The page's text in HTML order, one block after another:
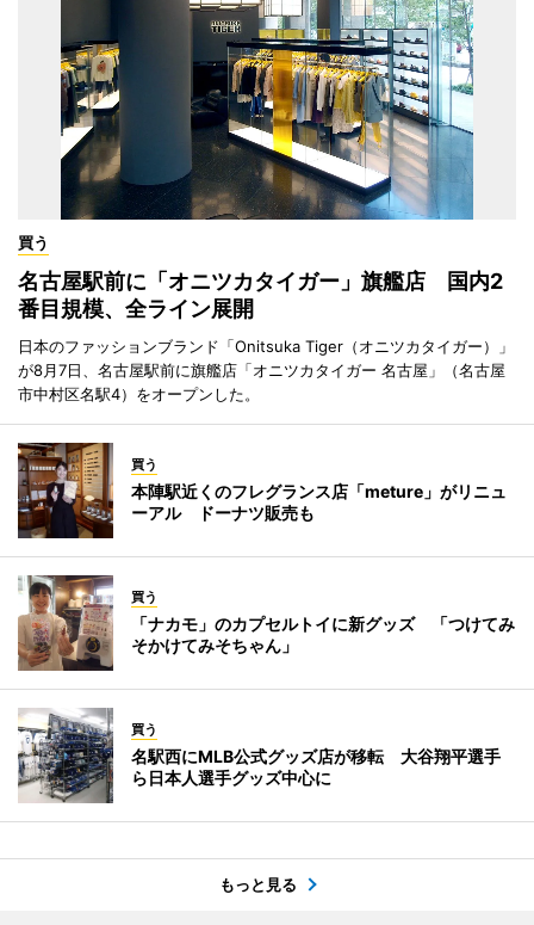
買う
名古屋駅前に「オニツカタイガー」旗艦店 国内2
番目規模、全ライン展開
日本のファッションブランド「Onitsuka Tiger（オニツカタイガー）」
が8月7日、名古屋駅前に旗艦店「オニツカタイガー 名古屋」（名古屋
市中村区名駅4）をオープンした。
買う
本陣駅近くのフレグランス店「meture」がリニュ
ーアル ドーナツ販売も
買う
「ナカモ」のカプセルトイに新グッズ 「つけてみ
そかけてみそちゃん」
買う
名駅西にMLB公式グッズ店が移転 大谷翔平選手
ら日本人選手グッズ中心に
もっと見る